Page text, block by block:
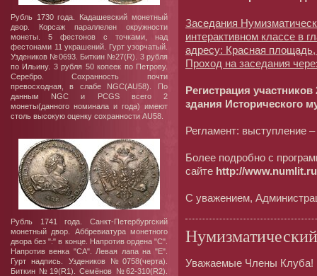
Рубль 1730 года. Кадашевский монетный
двор. Корсаж параллелен окружности
монеты. 5 фестонов с точками, над
фестонами 11 украшений. Гурт узорчатый.
Уздеников №0693. Биткин №27(R). 3 рубля
по Ильину. 3 рубля 50 копеек по Петрову.
Серебро. Сохранность почти
превосходная, в слабе NGC(AU58). По
данным NGC и PCGS всего 2
монеты(данного номинала и года) имеют
столь высокую оценку сохранности AU58.
Рубль 1741 года. Санкт-Петербургский
монетный двор. Аббревиатура монетного
двора без ":" в конце. Напротив ордена "C".
Напротив венка "СА". Левая лапа на "Е".
Гурт надпись. Уздеников №0758(черта).
Биткин №19(R1). Семёнов №62-310(R2).
Заседания
интерактивном классе в
адресу: Красная
Проход на заседания
Регистрация
здания Исторического
Регламент: выступление
Более подробно с
сайте http://www.numlit.ru
С уважением,
Уважаемые Члены Клуба!